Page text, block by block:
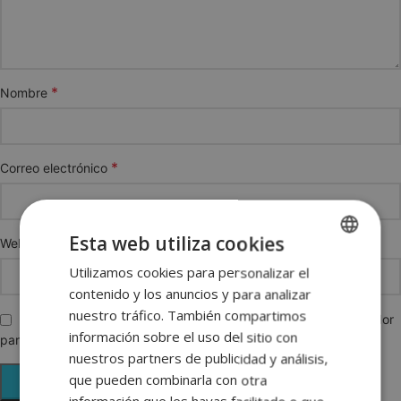
Nombre *
Correo electrónico *
Web
Guarda mi nombre, correo electrónico y web en este navegador
para la próxima vez que comente.
SPANISH
ENGLISH
GERMAN
Esta web utiliza cookies
Utilizamos cookies para personalizar el
contenido y los anuncios y para analizar
nuestro tráfico. También compartimos
información sobre el uso del sitio con
nuestros partners de publicidad y análisis,
que pueden combinarla con otra